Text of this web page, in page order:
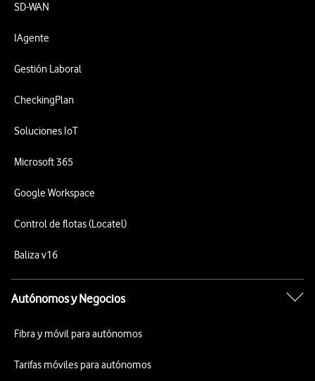
SD-WAN
IAgente
Gestión Laboral
CheckingPlan
Soluciones IoT
Microsoft 365
Google Workspace
Control de flotas (Locatel)
Baliza v16
Autónomos y Negocios
Fibra y móvil para autónomos
Tarifas móviles para autónomos